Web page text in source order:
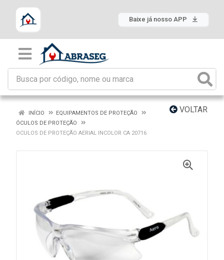
Baixe já nosso APP
VOLTAR
INÍCIO
EQUIPAMENTOS DE PROTEÇÃO
ÓCULOS DE PROTEÇÃO
OCULOS DE PROTEÇÃO AERIAL INCOLOR CA 20716